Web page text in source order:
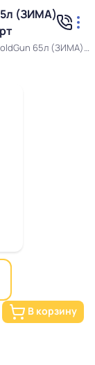
(ЗИМА)
Пена монтажная Penosil GoldGun 65л (ЗИМА) (вес брутто 1000гр) нов. арт
В корзину